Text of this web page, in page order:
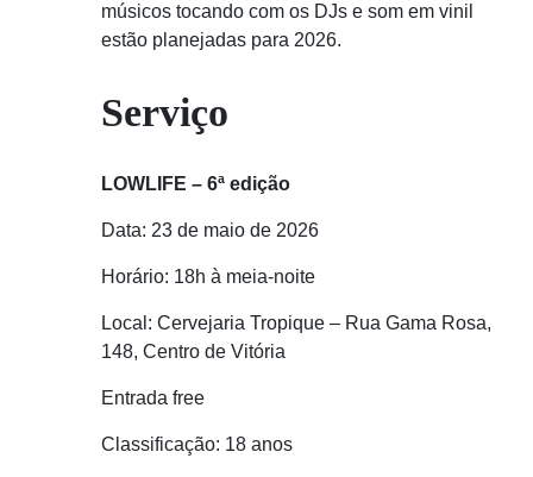
músicos tocando com os DJs e som em vinil
estão planejadas para 2026.
Serviço
LOWLIFE – 6ª edição
Data: 23 de maio de 2026
Horário: 18h à meia-noite
Local: Cervejaria Tropique – Rua Gama Rosa,
148, Centro de Vitória
Entrada free
Classificação: 18 anos